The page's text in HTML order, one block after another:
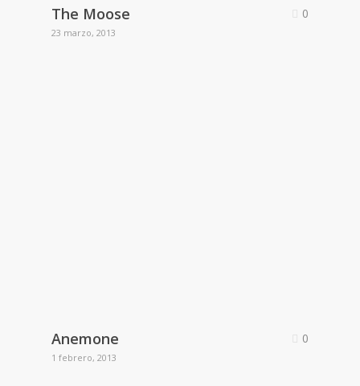
The Moose
23 marzo, 2013
0
Anemone
1 febrero, 2013
0